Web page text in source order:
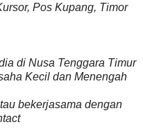
, Pos Kupang, Timor
di Nusa Tenggara Timur
Kecil dan Menengah
bekerjasama dengan